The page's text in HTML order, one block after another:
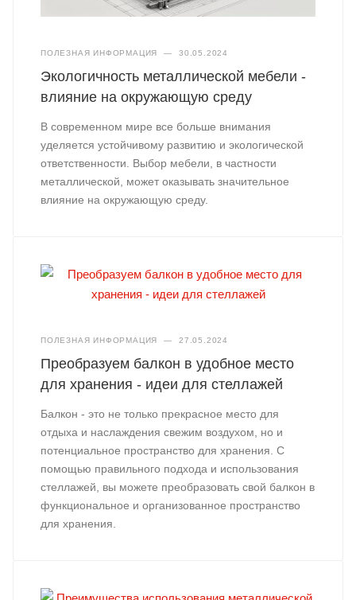
ПОЛЕЗНАЯ ИНФОРМАЦИЯ — 30.05.2024
Экологичность металлической мебели -
влияние на окружающую среду
В современном мире все больше внимания
уделяется устойчивому развитию и экологической
ответственности. Выбор мебели, в частности
металлической, может оказывать значительное
влияние на окружающую среду.
ПОЛЕЗНАЯ ИНФОРМАЦИЯ — 27.05.2024
Преобразуем балкон в удобное место
для хранения - идеи для стеллажей
Балкон - это не только прекрасное место для
отдыха и наслаждения свежим воздухом, но и
потенциальное пространство для хранения. С
помощью правильного подхода и использования
стеллажей, вы можете преобразовать свой балкон в
функциональное и организованное пространство
для хранения.